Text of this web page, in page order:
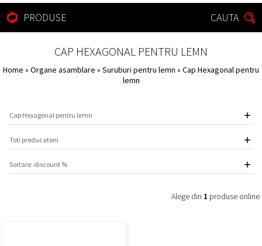
PRODUSE CAUTA
CAP HEXAGONAL PENTRU LEMN
Home » Organe asamblare » Suruburi pentru lemn » Cap Hexagonal pentru
lemn
Alege din 1 produse online